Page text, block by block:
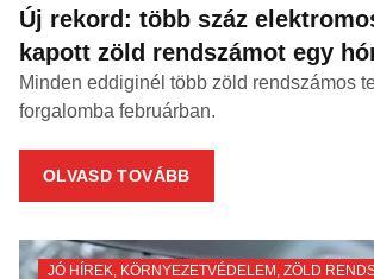
Új rekord: több száz
kapott zöld rendszámot egy
Minden eddiginél több zöld rendszámos
forgalomba februárban.
OLVASD TOVÁBB
JÓ HÍREK, KÖRNYEZETVÉDELEM , ZÖLD